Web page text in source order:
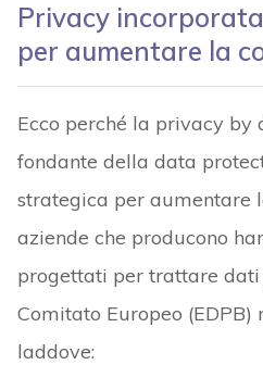
Privacy
per aumentare la
Ecco perché la privacy by
fondante della data
strategica per aumentare
aziende che producono
progettati per trattare dati
Comitato Europeo
laddove: